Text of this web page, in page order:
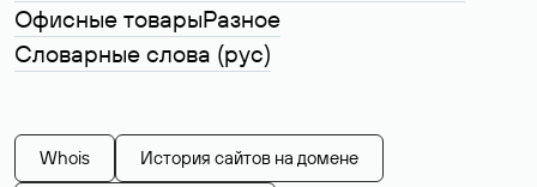
Офисные товарыРазное
Словарные слова (рус)
Whois История сайтов на домене